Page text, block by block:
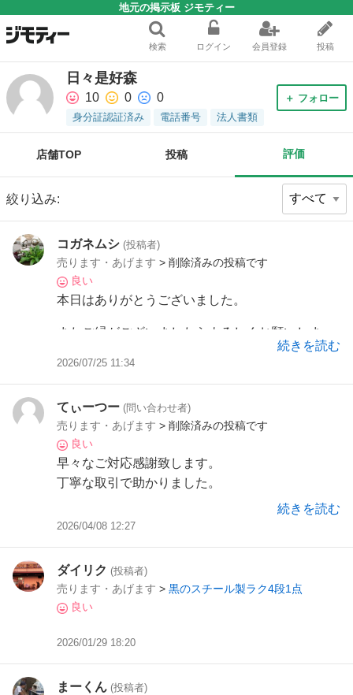
地元の掲示板 ジモティー
検索 ログイン 会員登録 投稿
日々是好森
10 0 0
身分証認証済み 電話番号 法人書類
＋ フォロー
店舗TOP 投稿 評価
絞り込み:
コガネムシ (投稿者)
売ります・あげます > 削除済みの投稿です
良い
本日はありがとうございました。
またご縁がございましたらよろしくお願いしま
続きを読む
2026/07/25 11:34
てぃーつー (問い合わせ者)
売ります・あげます > 削除済みの投稿です
良い
早々なご対応感謝致します。
丁寧な取引で助かりました。
また機会があれば宜しくお願い致します。続きを読む
2026/04/08 12:27
ダイリク (投稿者)
売ります・あげます > 黒のスチール製ラク4段1点
良い
2026/01/29 18:20
まーくん (投稿者)